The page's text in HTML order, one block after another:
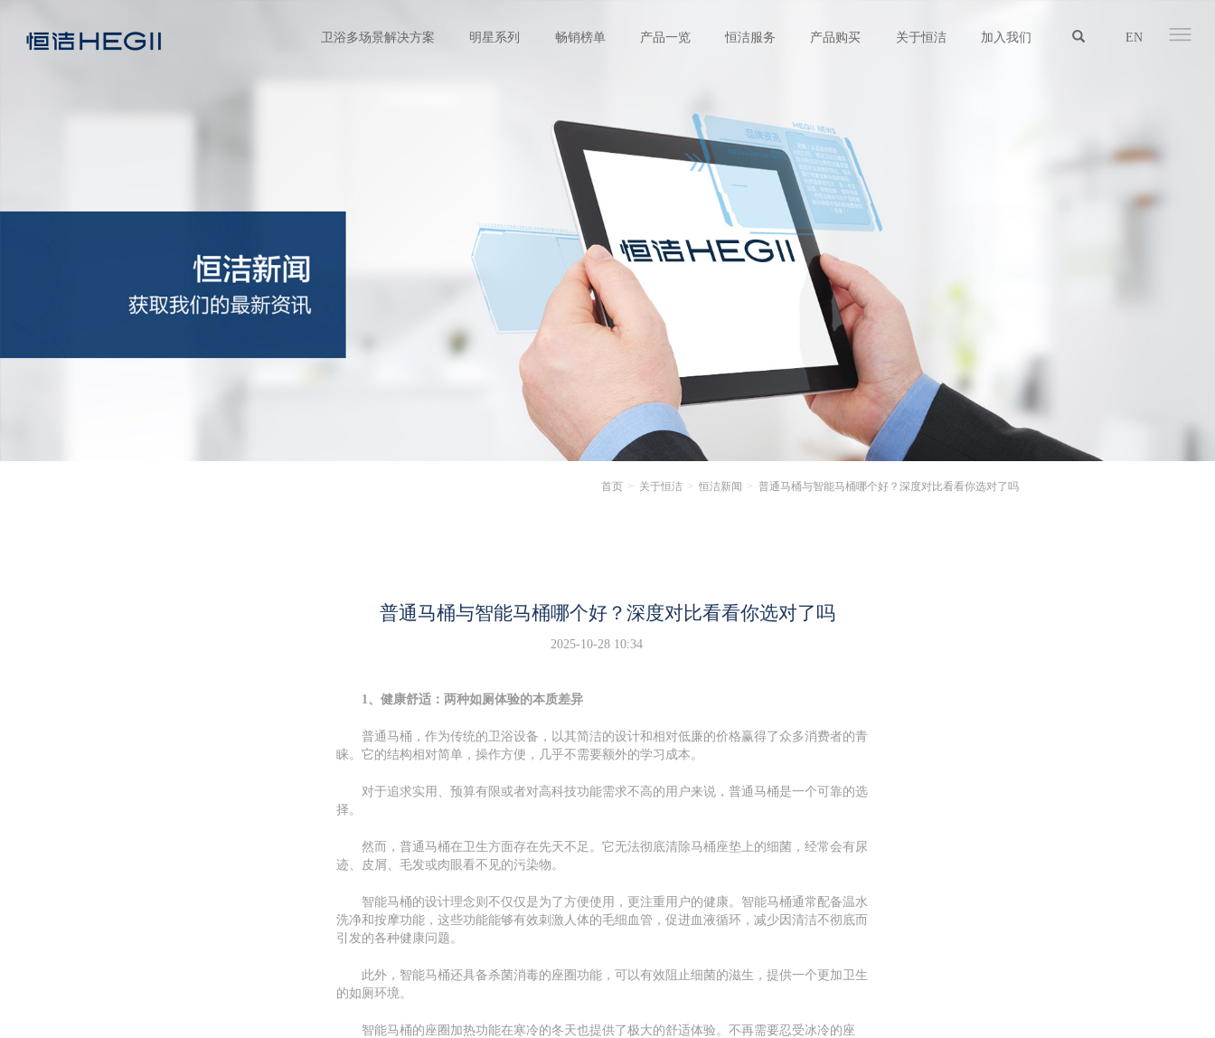
卫浴多场景解决方案 明星系列 畅销榜单 产品一览 恒洁服务 产品购买 关于恒洁 加入我们 EN
首页 关于恒洁 恒洁新闻 普通马桶与智能马桶哪个好？深度对比看看你选对了吗
普通马桶与智能马桶哪个好？深度对比看看你选对了吗
2025-10-28 10:34
1、健康舒适：两种如厕体验的本质差异
普通马桶，作为传统的卫浴设备，以其简洁的设计和相对低廉的价格赢得了众多消费者的青
睐。它的结构相对简单，操作方便，几乎不需要额外的学习成本。
对于追求实用、预算有限或者对高科技功能需求不高的用户来说，普通马桶是一个可靠的选
择。
然而，普通马桶在卫生方面存在先天不足。它无法彻底清除马桶座垫上的细菌，经常会有尿
迹、皮屑、毛发或肉眼看不见的污染物。
智能马桶的设计理念则不仅仅是为了方便使用，更注重用户的健康。智能马桶通常配备温水
洗净和按摩功能，这些功能能够有效刺激人体的毛细血管，促进血液循环，减少因清洁不彻底而
引发的各种健康问题。
此外，智能马桶还具备杀菌消毒的座圈功能，可以有效阻止细菌的滋生，提供一个更加卫生
的如厕环境。
智能马桶的座圈加热功能在寒冷的冬天也提供了极大的舒适体验。不再需要忍受冰冷的座